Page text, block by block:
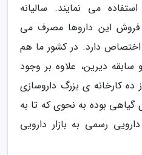
می نمایند. سالیانه
فروش این داروها مصرف می
اختصاص دارد. در کشور ما هم
دیرین، علاوه بر وجود
کارخانه ی بزرگ داروسازی
گیاهی بوده به نحوی که تا به
رسمی به بازار دارویی